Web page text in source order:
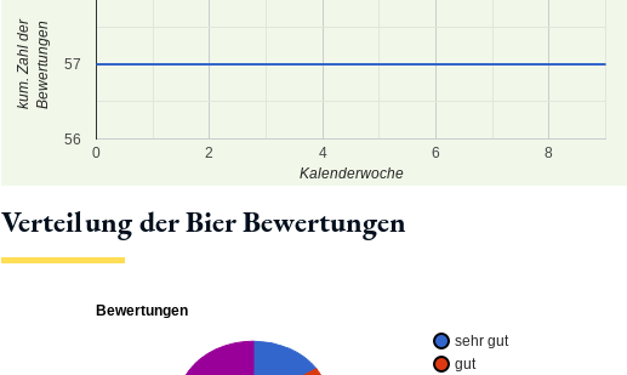
0 2 4 6 8
56
57
Kalenderwoche
kum. Zahl derBewertungen
Verteilung der Bier Bewertungen
Bewertungen
sehr gut
gut